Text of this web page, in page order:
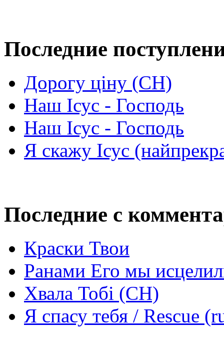
Последние
Дорогу ціну (СН)
Наш Ісус - Господь
Наш Ісус - Господь
Я скажу Ісус
Последние с
Краски Твои
Ранами Его мы
Хвала Тобі (СН)
Я спасу тебя / Rescue